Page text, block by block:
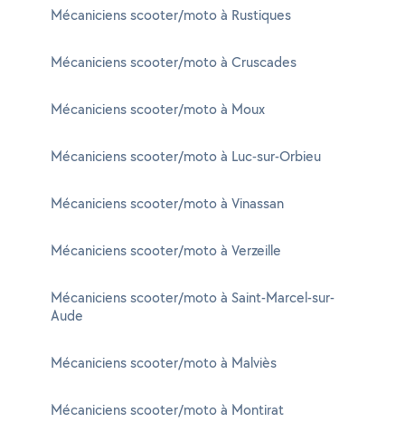
Mécaniciens scooter/moto à Rustiques
Mécaniciens scooter/moto à Cruscades
Mécaniciens scooter/moto à Moux
Mécaniciens scooter/moto à Luc-sur-Orbieu
Mécaniciens scooter/moto à Vinassan
Mécaniciens scooter/moto à Verzeille
Mécaniciens scooter/moto à Saint-Marcel-sur-
Aude
Mécaniciens scooter/moto à Malviès
Mécaniciens scooter/moto à Montirat